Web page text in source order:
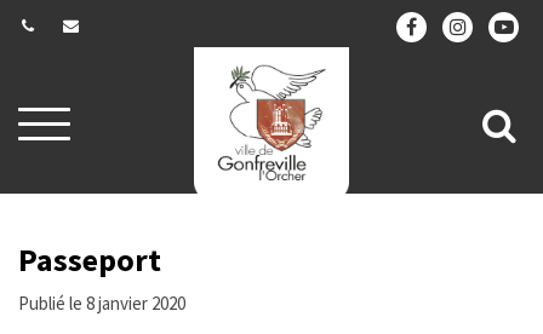
Aller
à
navigation
à
Passeport
Publié le 8 janvier 2020